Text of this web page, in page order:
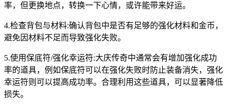
率，但更换地点，转换一下心情，或许能带来好运。
4.检查背包与材料:确认背包中是否有足够的强化材料和金币，
避免因材料不足而导致强化失败。
5.使用保底符/强化幸运符:大庆传奇中通常会有增加强化成功
率的道具，例如保底符可以在强化失败时防止装备消失，强化
幸运符则可以提高成功率。合理利用这些道具，可以显著降低
损失。